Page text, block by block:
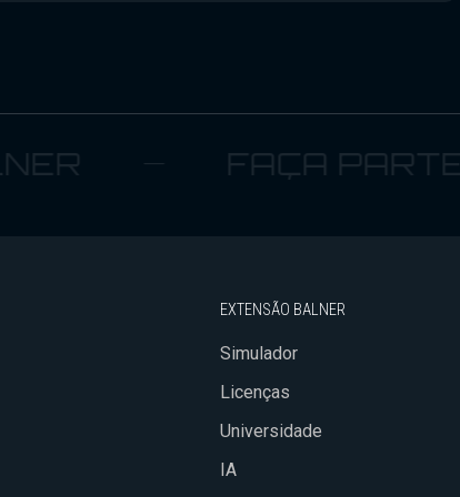
FAÇA PARTE
EXTENSÃO BALNER
Simulador
Licenças
Universidade
IA